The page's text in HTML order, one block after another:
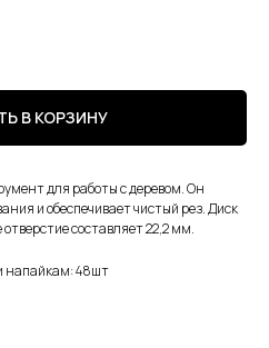
В КОРЗИНУ
для работы с деревом. Он
и обеспечивает чистый рез. Диск
отверстие составляет 22,2 мм.
напайкам: 48шт